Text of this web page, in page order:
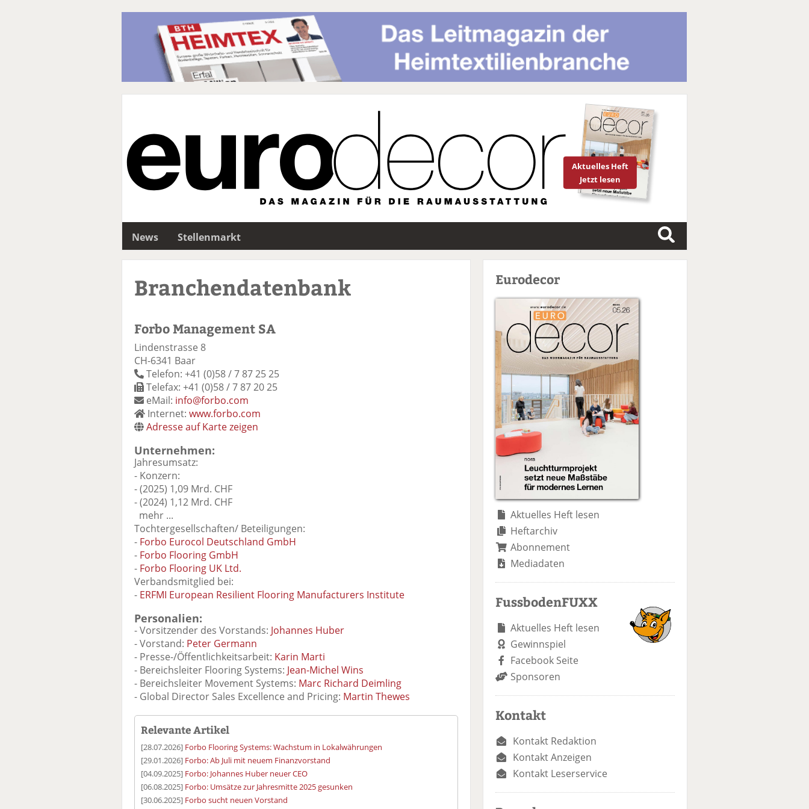
Aktuelles Heft
Jetzt lesen
News
Stellenmarkt
S
u
Branchendatenbank
Forbo Management SA
Lindenstrasse 8
CH-6341 Baar
Telefon: +41 (0)58 / 7 87 25 25
Telefax: +41 (0)58 / 7 87 20 25
eMail: info@forbo.com
Internet: www.forbo.com
Adresse auf Karte zeigen
Unternehmen:
Jahresumsatz:
- Konzern:
- (2025) 1,09 Mrd. CHF
- (2024) 1,12 Mrd. CHF
mehr ...
Tochtergesellschaften/ Beteiligungen:
- Forbo Eurocol Deutschland GmbH
- Forbo Flooring GmbH
- Forbo Flooring UK Ltd.
Verbandsmitglied bei:
- ERFMI European Resilient Flooring Manufacturers Institute
Personalien:
- Vorsitzender des Vorstands: Johannes Huber
- Vorstand: Peter Germann
- Presse-/Öffentlichkeitsarbeit: Karin Marti
- Bereichsleiter Flooring Systems: Jean-Michel Wins
- Bereichsleiter Movement Systems: Marc Richard Deimling
- Global Director Sales Excellence and Pricing: Martin Thewes
Relevante Artikel
[28.07.2026] Forbo Flooring Systems: Wachstum in Lokalwährungen
[29.01.2026] Forbo: Ab Juli mit neuem Finanzvorstand
[04.09.2025] Forbo: Johannes Huber neuer CEO
[06.08.2025] Forbo: Umsätze zur Jahresmitte 2025 gesunken
[30.06.2025] Forbo sucht neuen Vorstand
Eurodecor
Aktuelles Heft lesen
Heftarchiv
Abonnement
Mediadaten
FussbodenFUXX
Aktuelles Heft lesen
Gewinnspiel
Facebook Seite
Sponsoren
Kontakt
Kontakt Redaktion
Kontakt Anzeigen
Kontakt Leserservice